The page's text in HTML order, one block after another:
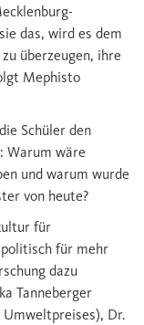
das, wird es dem
überzeugen, ihre
Mephisto
Schüler den
Warum wäre
und warum wurde
von heute?
für
für mehr
dazu
Tanneberger
Umweltpreises), Dr.